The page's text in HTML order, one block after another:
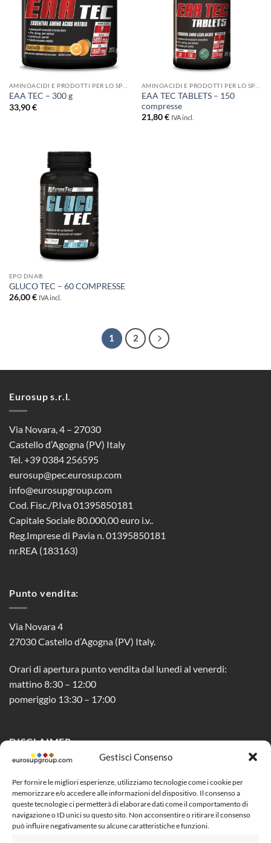
Gestisci Consenso
Per fornire le migliori esperienze, utilizziamo tecnologie come i cookie per
memorizzare e/o accedere alle informazioni del dispositivo. Il consenso a
queste tecnologie ci permetterà di elaborare dati come il comportamento di
navigazione o ID unici su questo sito. Non acconsentire o ritirare il consenso
può influire negativamente su alcune caratteristiche e funzioni.
EAA TEC – 300 g
33,90€
EAA TEC TABLETS – 150
compresse
21,80€ IVA incl.
EPO DNA®
GLUCO TEC – 60 COMPRESSE
26,00€ IVA incl.
1 2
Eurosup s.r.l.
Via Novara, 4 – 27030
Castello d’Agogna (PV) Italy
Tel. +39 0384 256595
eurosup@pec.eurosup.com
info@eurosupgroup.com
Cod. Fisc./P.Iva 01395850181
Capitale Sociale 80.000,00 euro i.v..
Reg.Imprese di Pavia n. 01395850181
nr.REA (183163)
Punto vendita:
Via Novara 4
27030 Castello d’Agogna (PV) Italy.
Orari di apertura punto vendita dal lunedi al venerdi:
mattino 8:30 – 12:00
pomeriggio 13:30 – 17:00
DISCLAIMER
Privacy Policy
Cookie Policy (UE)
Social Media Policy